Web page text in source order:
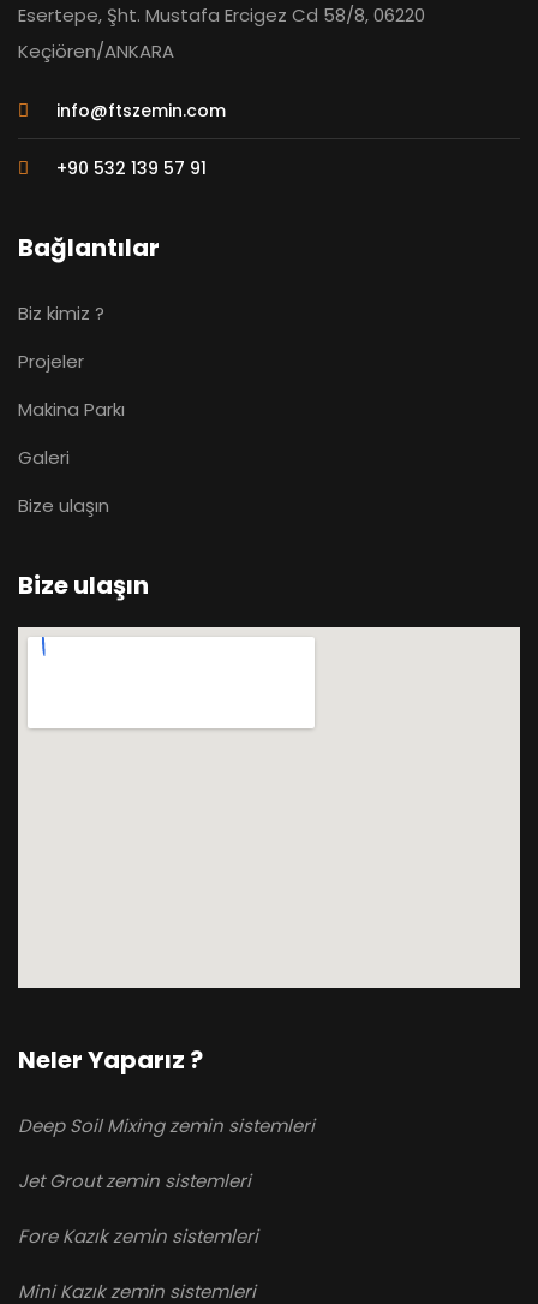
Esertepe, Şht. Mustafa Ercigez Cd 58/8, 06220
Keçiören/ANKARA
info@ftszemin.com
+90 532 139 57 91
Bağlantılar
Biz kimiz ?
Projeler
Makina Parkı
Galeri
Bize ulaşın
Bize ulaşın
Neler Yaparız ?
Deep Soil Mixing zemin sistemleri
Jet Grout zemin sistemleri
Fore Kazık zemin sistemleri
Mini Kazık zemin sistemleri